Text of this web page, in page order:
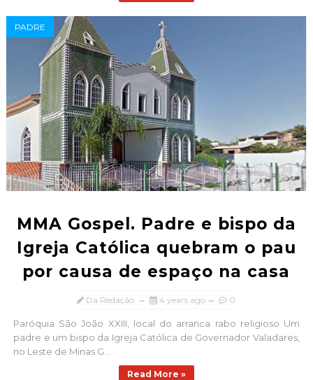
PADRE
MMA Gospel. Padre e bispo da
Igreja Católica quebram o pau
por causa de espaço na casa
Da Redação 4 years ago 0
Paróquia São João XXIII, local do arranca rabo religioso Um
padre e um bispo da Igreja Católica de Governador Valadares,
no Leste de Minas G...
Read More »